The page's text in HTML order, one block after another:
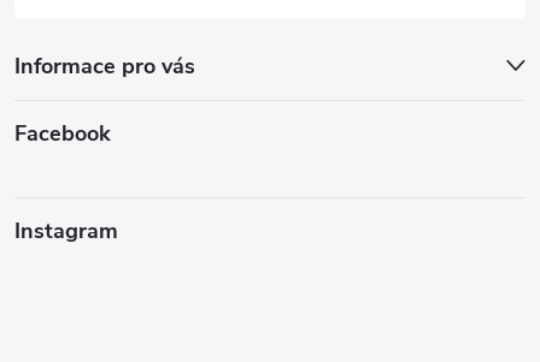
Informace pro vás
Facebook
Instagram